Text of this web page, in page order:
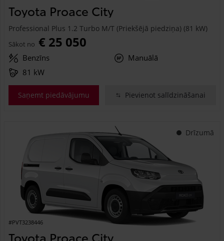
Toyota Proace City
Professional Plus 1.2 Turbo M/T (Priekšējā piedziņa) (81 kW)
Sākot no € 25 050
Benzīns
Manuālā
81 kW
Saņemt piedāvājumu Pievienot salīdzināšanai
Drīzumā
#PVT3238446
Toyota Proace City